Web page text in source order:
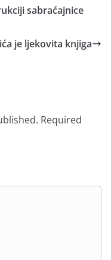
sabraćajnice
je ljekovita knjiga
Required